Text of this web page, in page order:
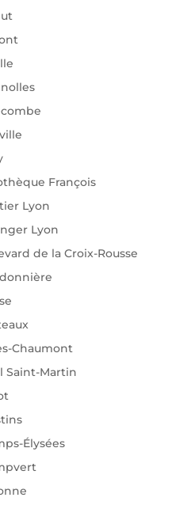
François
Lyon
Lyon
de la Croix-Rousse
Chaumont
Saint-Martin
Élysées